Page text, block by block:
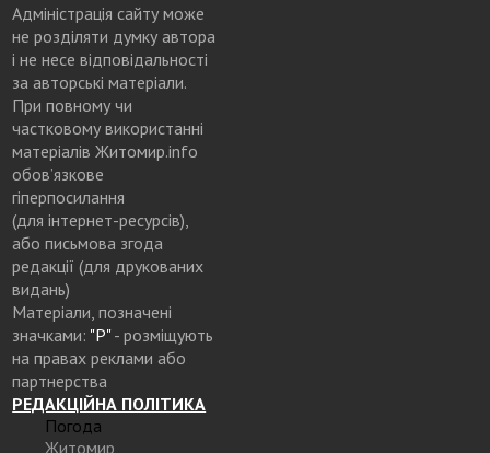
Адміністрація сайту може
не розділяти думку автора
і не несе відповідальності
за авторські матеріали.
При повному чи
частковому використанні
матеріалів Житомир.info
обов’язкове
гіперпосилання
(для інтернет-ресурсів),
або письмова згода
редакції (для друкованих
видань)
Матеріали, позначені
значками: "Р"- розміщують
на правах реклами або
партнерства
РЕДАКЦІЙНА ПОЛІТИКА
Погода
Житомир